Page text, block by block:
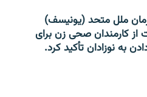
ملل متحد (یونیسف)
کارمندان صحی زن برای
به نوزادان تأکید کرد.